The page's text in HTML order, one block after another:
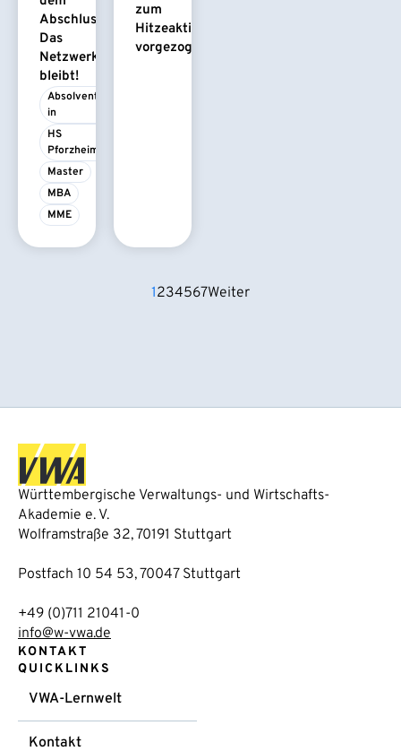
Abschluss.
Das
Netzwerk
bleibt!
Absolvent/-
in
HS
Pforzheim
Master
MBA
MME
zum
Hitzeaktionsplan
vorgezogen
1234567Weiter
Württembergische Verwaltungs- und Wirtschafts-
Akademie e. V.
Wolframstraße 32, 70191 Stuttgart
Postfach 10 54 53, 70047 Stuttgart
+49 (0)711 21041-0
info@w-vwa.de
KONTAKT
QUICKLINKS
VWA-Lernwelt
Kontakt